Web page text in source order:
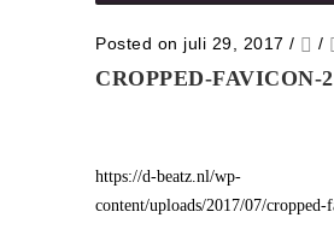
Posted on juli 29, 2017 / /
CROPPED-FAVICON-
https://d-beatz.nl/wp-
content/uploads/2017/07/